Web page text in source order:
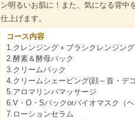
ン明るいお肌に！また、気になる背中
仕上げます。
コース内容
1.クレンジング＋ブラシクレンジング
2.酵素＆酵母パック
3.クリームパック
4.クリームシェービング(顔～首・デ
5.アロマリンパマッサージ
6.V・O・Sパックorバイオマスク（ヘ
7.ローションセラム